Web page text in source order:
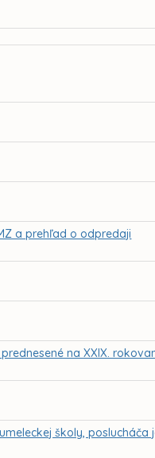
a prehľad o odpredaji
na XXIX.
školy, poslucháča